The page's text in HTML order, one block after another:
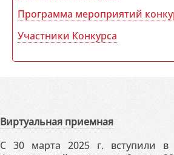
Программа мероприятий
Участники Конкурса
Виртуальная приемная
С 30 марта 2025 г. вступили в